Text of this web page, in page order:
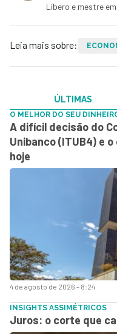
Líbero e mestre
Leia mais sobre:
ÚLTIMAS
4 de agosto de 2026 - 8:24
O MELHOR DO SEU
A difícil decisão do
Unibanco (ITUB4) e
hoje
INSIGHTS ASSIMÉTRICOS
Juros: o corte que